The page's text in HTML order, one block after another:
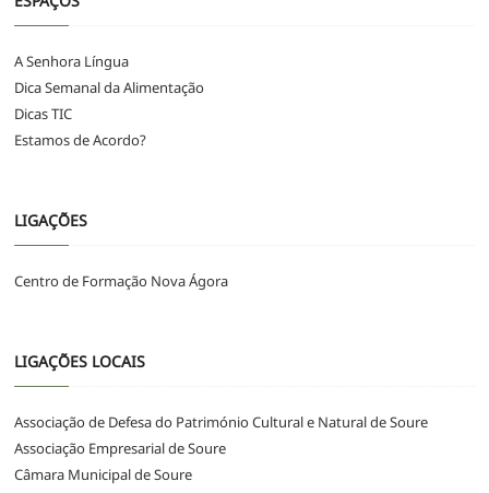
A Senhora Língua
Dica Semanal da Alimentação
Dicas TIC
Estamos de Acordo?
LIGAÇÕES
Centro de Formação Nova Ágora
LIGAÇÕES LOCAIS
Associação de Defesa do Património Cultural e Natural de Soure
Associação Empresarial de Soure
Câmara Municipal de Soure